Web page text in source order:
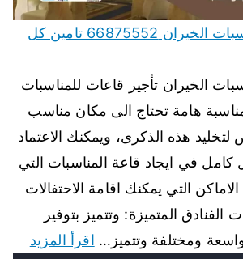
تأجير قاعات للمناسبات الخيران 66875552 تامين كل
الخيران تأجير قاعات للمناسبات
هامة تحتاج الى مكان مناسب
لتخليد هذه الذكرى، ويمكنك الاعتماد
في ايجاد قاعة المناسبات التي
الاماكن التي يمكنك اقامة الاحتفالات
الفنادق المتميزة: وتتميز بتوفير
ومختلفة وتتميز… اقرأ المزيد